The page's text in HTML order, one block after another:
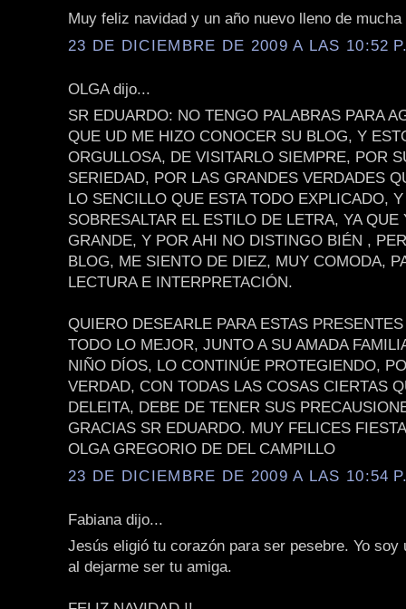
Muy feliz navidad y un año nuevo lleno de mucha
23 DE DICIEMBRE DE 2009 A LAS 10:52
OLGA dijo...
SR EDUARDO: NO TENGO PALABRAS PARA
QUE UD ME HIZO CONOCER SU BLOG, Y
ORGULLOSA, DE VISITARLO SIEMPRE, POR
SERIEDAD, POR LAS GRANDES VERDADES
LO SENCILLO QUE ESTA TODO EXPLICADO,
SOBRESALTAR EL ESTILO DE LETRA, YA QUE
GRANDE, Y POR AHI NO DISTINGO BIÉN ,
BLOG, ME SIENTO DE DIEZ, MUY COMODA,
LECTURA E INTERPRETACIÓN.
QUIERO DESEARLE PARA ESTAS
TODO LO MEJOR, JUNTO A SU AMADA
NIÑO DÍOS, LO CONTINÚE PROTEGIENDO,
VERDAD, CON TODAS LAS COSAS CIERTAS
DELEITA, DEBE DE TENER SUS
GRACIAS SR EDUARDO. MUY FELICES
OLGA GREGORIO DE DEL CAMPILLO
23 DE DICIEMBRE DE 2009 A LAS 10:54
Fabiana dijo...
Jesús eligió tu corazón para ser pesebre. Yo soy
al dejarme ser tu amiga.